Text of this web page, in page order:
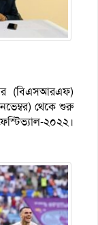
(বিএসআরএফ)
থেকে শুরু
২০২২।